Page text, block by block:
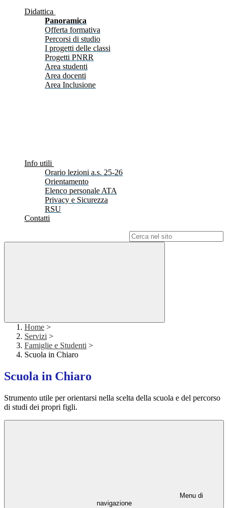
Didattica
Panoramica
Offerta formativa
Percorsi di studio
I progetti delle classi
Progetti PNRR
Area studenti
Area docenti
Area Inclusione
Info utili
Orario lezioni a.s. 25-26
Orientamento
Elenco personale ATA
Privacy e Sicurezza
RSU
Contatti
Home >
Servizi >
Famiglie e Studenti >
Scuola in Chiaro
Scuola in Chiaro
Strumento utile per orientarsi nella scelta della scuola e del percorso
di studi dei propri figli.
Menu di
navigazione